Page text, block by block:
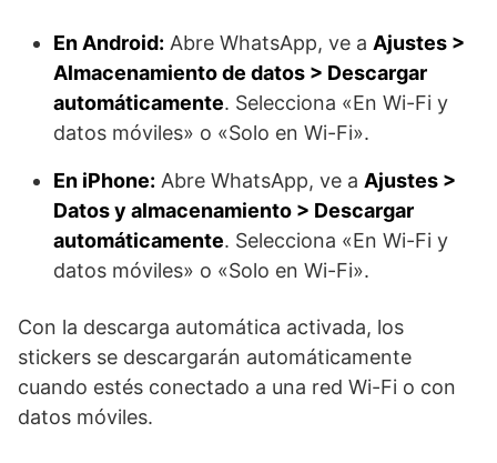
En Android: Abre WhatsApp, ve a Ajustes >
Almacenamiento de datos > Descargar
automáticamente. Selecciona «En Wi-Fi y
datos móviles» o «Solo en Wi-Fi».
En iPhone: Abre WhatsApp, ve a Ajustes >
Datos y almacenamiento > Descargar
automáticamente. Selecciona «En Wi-Fi y
datos móviles» o «Solo en Wi-Fi».
Con la descarga automática activada, los
stickers se descargarán automáticamente
cuando estés conectado a una red Wi-Fi o con
datos móviles.